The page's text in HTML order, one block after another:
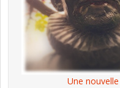
Une